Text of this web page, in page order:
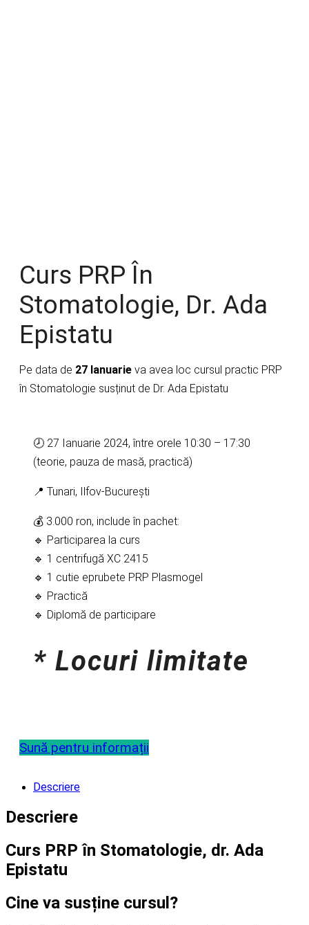
Curs PRP În
Stomatologie, Dr. Ada
Epistatu
Pe data de 27 Ianuarie va avea loc cursul practic PRP
în Stomatologie susținut de Dr. Ada Epistatu
🕗 27 Ianuarie 2024, între orele 10:30 – 17:30
(teorie, pauza de masă, practică)
📍 Tunari, Ilfov-București
💰 3.000 ron, include în pachet:
🔹 Participarea la curs
🔹 1 centrifugă XC 2415
🔹 1 cutie eprubete PRP Plasmogel
🔹 Practică
🔹 Diplomă de participare
* Locuri limitate
Sună pentru informații
Descriere
Descriere
Curs PRP în Stomatologie, dr. Ada
Epistatu
Cine va susține cursul?